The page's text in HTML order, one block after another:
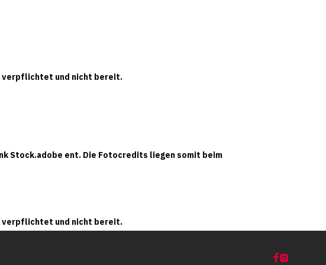
verpflichtet und nicht bereit.
Stock.adobe ent. Die Fotocredits liegen somit beim
verpflichtet und nicht bereit.